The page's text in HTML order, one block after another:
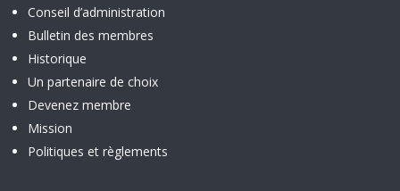
Conseil d’administration
Bulletin des membres
Historique
Un partenaire de choix
Devenez membre
Mission
Politiques et règlements